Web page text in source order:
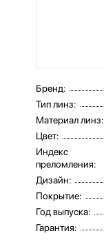
Бренд:
Тип линз:
Материал линз:
Цвет:
Индекс
преломления:
Дизайн:
Покрытие:
Год выпуска:
Гарантия: